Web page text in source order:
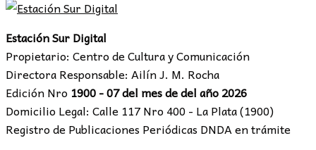
Estación Sur Digital
Propietario: Centro de Cultura y Comunicación
Directora Responsable: Ailín J. M. Rocha
Edición Nro 1900 - 07 del mes de del año 2026
Domicilio Legal: Calle 117 Nro 400 - La Plata (1900)
Registro de Publicaciones Periódicas DNDA en trámite